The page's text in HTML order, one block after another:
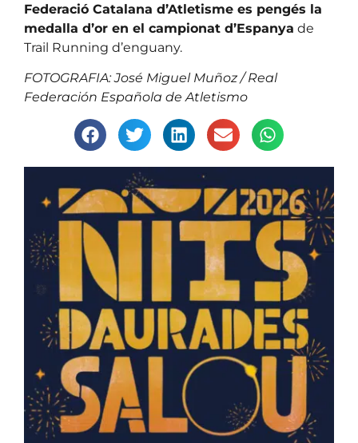
Federació Catalana d’Atletisme es pengés la
medalla d’or en el campionat d’Espanya de
Trail Running d’enguany.
FOTOGRAFIA: José Miguel Muñoz / Real
Federación Española de Atletismo